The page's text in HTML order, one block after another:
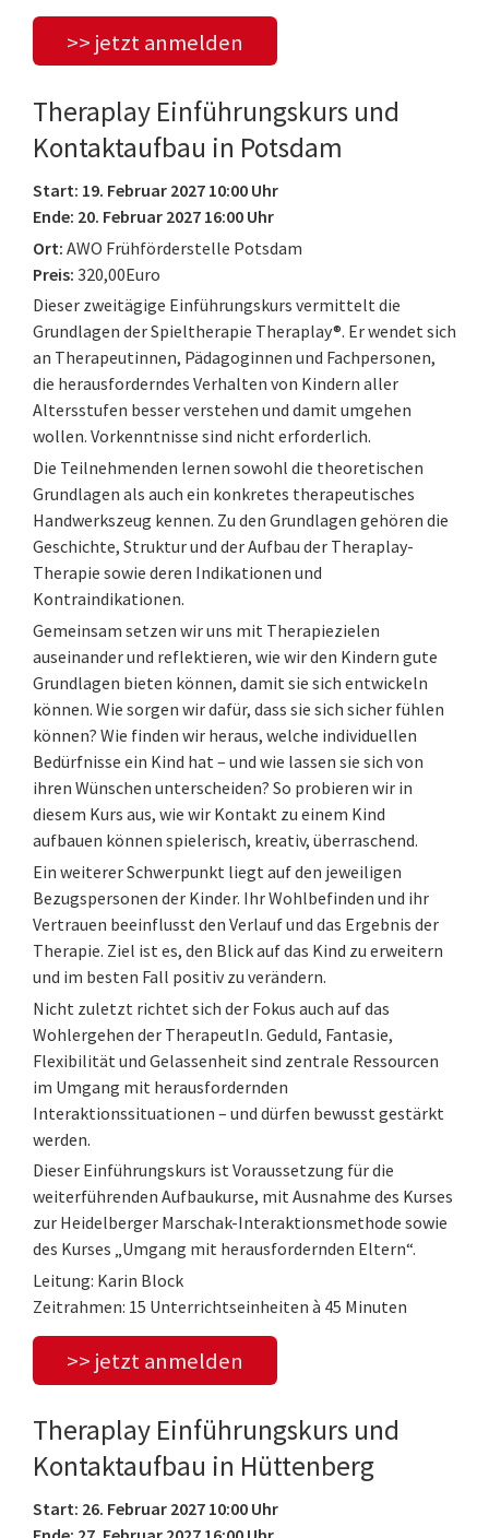
>> jetzt anmelden
Theraplay Einführungskurs und
Kontaktaufbau in Potsdam
Start: 19. Februar 2027 10:00 Uhr
Ende: 20. Februar 2027 16:00 Uhr
Ort: AWO Frühförderstelle Potsdam
Preis: 320,00Euro
Dieser zweitägige Einführungskurs vermittelt die
Grundlagen der Spieltherapie Theraplay®. Er wendet sich
an Therapeutinnen, Pädagoginnen und Fachpersonen,
die herausforderndes Verhalten von Kindern aller
Altersstufen besser verstehen und damit umgehen
wollen. Vorkenntnisse sind nicht erforderlich.
Die Teilnehmenden lernen sowohl die theoretischen
Grundlagen als auch ein konkretes therapeutisches
Handwerkszeug kennen. Zu den Grundlagen gehören die
Geschichte, Struktur und der Aufbau der Theraplay-
Therapie sowie deren Indikationen und
Kontraindikationen.
Gemeinsam setzen wir uns mit Therapiezielen
auseinander und reflektieren, wie wir den Kindern gute
Grundlagen bieten können, damit sie sich entwickeln
können. Wie sorgen wir dafür, dass sie sich sicher fühlen
können? Wie finden wir heraus, welche individuellen
Bedürfnisse ein Kind hat – und wie lassen sie sich von
ihren Wünschen unterscheiden? So probieren wir in
diesem Kurs aus, wie wir Kontakt zu einem Kind
aufbauen können spielerisch, kreativ, überraschend.
Ein weiterer Schwerpunkt liegt auf den jeweiligen
Bezugspersonen der Kinder. Ihr Wohlbefinden und ihr
Vertrauen beeinflusst den Verlauf und das Ergebnis der
Therapie. Ziel ist es, den Blick auf das Kind zu erweitern
und im besten Fall positiv zu verändern.
Nicht zuletzt richtet sich der Fokus auch auf das
Wohlergehen der TherapeutIn. Geduld, Fantasie,
Flexibilität und Gelassenheit sind zentrale Ressourcen
im Umgang mit herausfordernden
Interaktionssituationen – und dürfen bewusst gestärkt
werden.
Dieser Einführungskurs ist Voraussetzung für die
weiterführenden Aufbaukurse, mit Ausnahme des Kurses
zur Heidelberger Marschak-Interaktionsmethode sowie
des Kurses „Umgang mit herausfordernden Eltern“.
Leitung: Karin Block
Zeitrahmen: 15 Unterrichtseinheiten à 45 Minuten
>> jetzt anmelden
Theraplay Einführungskurs und
Kontaktaufbau in Hüttenberg
Start: 26. Februar 2027 10:00 Uhr